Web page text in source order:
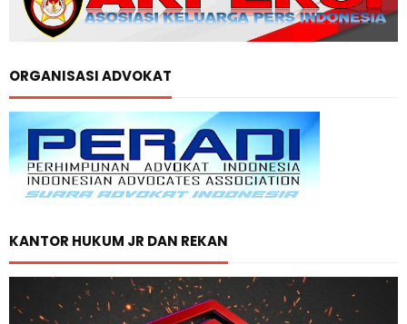
ORGANISASI ADVOKAT
KANTOR HUKUM JR DAN REKAN